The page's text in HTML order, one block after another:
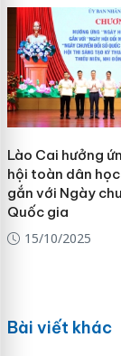
Lào Cai hưởng
hội toàn dân
gắn với Ngày
Quốc gia
15/10/2025
Bài viết khác